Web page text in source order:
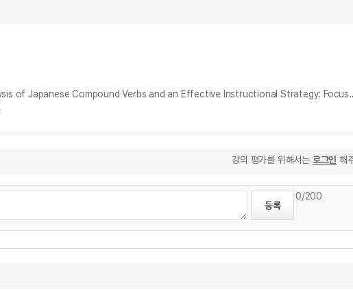
일본어 복합동사에 관한 의미론적 분석과 효율적인 교수방안에 관한 연구 : 일본 드라
강의 평가를 위해서는 로그인 해
0/200